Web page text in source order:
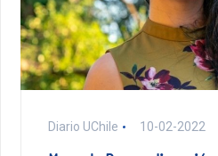
Diario UChile 10-02-2022